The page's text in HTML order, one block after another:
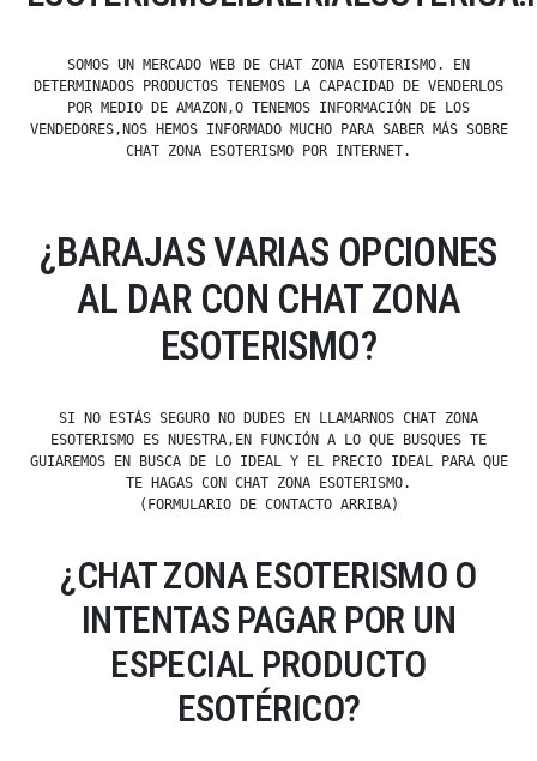
SOMOS UN MERCADO WEB DE CHAT ZONA ESOTERISMO. EN
DETERMINADOS PRODUCTOS TENEMOS LA CAPACIDAD DE VENDERLOS
POR MEDIO DE AMAZON,O TENEMOS INFORMACIÓN DE LOS
VENDEDORES,NOS HEMOS INFORMADO MUCHO PARA SABER MÁS SOBRE
CHAT ZONA ESOTERISMO POR INTERNET.
¿BARAJAS VARIAS OPCIONES
AL DAR CON CHAT ZONA
ESOTERISMO?
SI NO ESTÁS SEGURO NO DUDES EN LLAMARNOS CHAT ZONA
ESOTERISMO ES NUESTRA,EN FUNCIÓN A LO QUE BUSQUES TE
GUIAREMOS EN BUSCA DE LO IDEAL Y EL PRECIO IDEAL PARA QUE
TE HAGAS CON CHAT ZONA ESOTERISMO.
(FORMULARIO DE CONTACTO ARRIBA)
¿CHAT ZONA ESOTERISMO O
INTENTAS PAGAR POR UN
ESPECIAL PRODUCTO
ESOTÉRICO?